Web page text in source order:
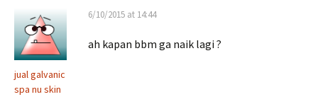
jual galvanic
spa nu skin
6/10/2015 at 14:44
ah kapan bbm ga naik lagi ?